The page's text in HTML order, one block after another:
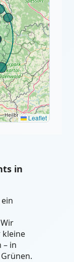
Leaflet
in
kleine
– in